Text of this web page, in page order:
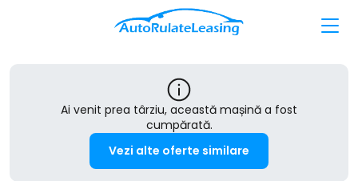
Ai venit prea târziu, această mașină a fost
cumpărată.
Vezi alte oferte similare